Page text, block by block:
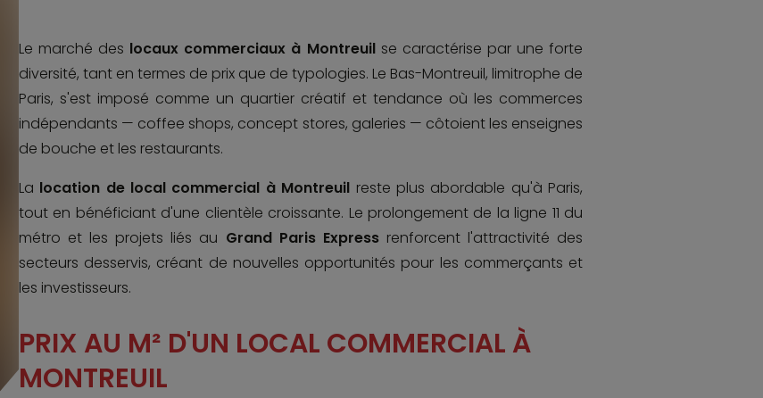
Le marché des locaux commerciaux à Montreuil se caractérise par une forte
diversité, tant en termes de prix que de typologies. Le Bas-Montreuil, limitrophe de
Paris, s'est imposé comme un quartier créatif et tendance où les commerces
indépendants — coffee shops, concept stores, galeries — côtoient les enseignes
de bouche et les restaurants.
La location de local commercial à Montreuil reste plus abordable qu'à Paris,
tout en bénéficiant d'une clientèle croissante. Le prolongement de la ligne 11 du
métro et les projets liés au Grand Paris Express renforcent l'attractivité des
secteurs desservis, créant de nouvelles opportunités pour les commerçants et
les investisseurs.
PRIX AU M² D'UN LOCAL COMMERCIAL À
MONTREUIL